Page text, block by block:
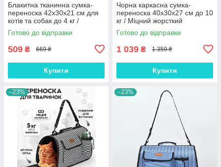
Блакитна тканинна сумка-
переноска 42x30x21 см для
котів та собак до 4 кг /
Дорожній контейнер з сіткою
та жорстким дном
Готово до відправки
509 ₴ 669 ₴
Купити
Чорна каркасна сумка-
переноска 40x30x27 см до 10
кг / Міцний жорсткий
транспортувальний бокс для
котів та собак
Готово до відправки
1 039 ₴ 1 359 ₴
Купити
–23% –23%